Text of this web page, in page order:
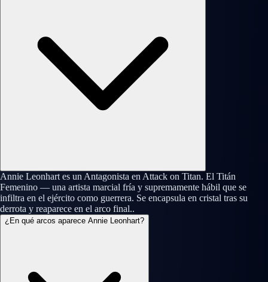
Annie Leonhart es un Antagonista en Attack on Titan. El Titán
Femenino — una artista marcial fría y supremamente hábil que se
infiltra en el ejército como guerrera. Se encapsula en cristal tras su
derrota y reaparece en el arco final..
¿En qué arcos aparece Annie Leonhart?